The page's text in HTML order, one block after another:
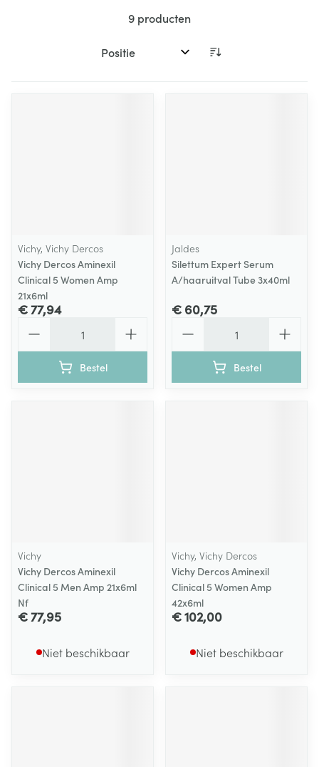
9 producten
Sorteer op:
Vichy, Vichy Dercos
Vichy Dercos Aminexil
Clinical 5 Women Amp
21x6ml
€ 77,94
Bestel
Jaldes
Silettum Expert Serum
A/haaruitval Tube 3x40ml
€ 60,75
Bestel
Vichy
Vichy Dercos Aminexil
Clinical 5 Men Amp 21x6ml
Nf
€ 77,95
Niet beschikbaar
Vichy, Vichy Dercos
Vichy Dercos Aminexil
Clinical 5 Women Amp
42x6ml
€ 102,00
Niet beschikbaar